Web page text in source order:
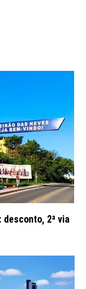
desconto, 2ª via